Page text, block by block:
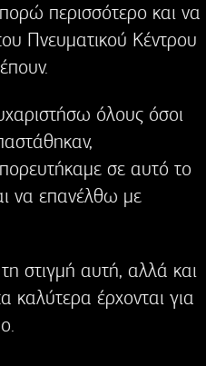
περισσότερο και να
Πνευματικού Κέντρου
όλους όσοι
σε αυτό το
να επανέλθω με
στιγμή αυτή, αλλά και
καλύτερα έρχονται για